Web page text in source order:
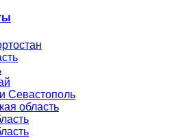
Севастополь
область